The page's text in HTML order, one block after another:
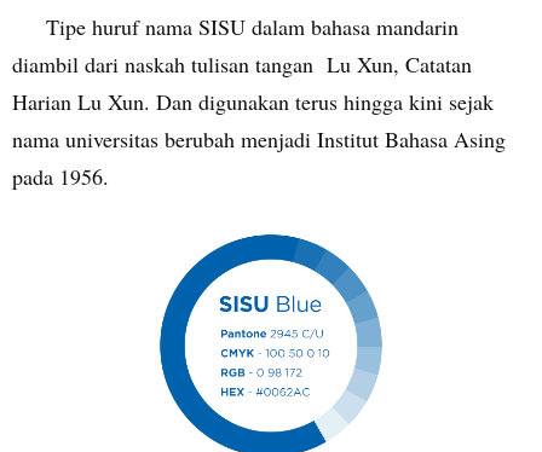
Tipe huruf nama SISU dalam bahasa mandarin
diambil dari naskah tulisan tangan Lu Xun, Catatan
Harian Lu Xun. Dan digunakan terus hingga kini sejak
nama universitas berubah menjadi Institut Bahasa Asing
pada 1956.